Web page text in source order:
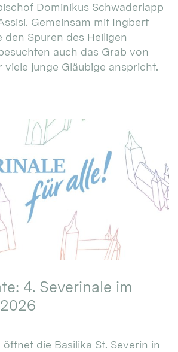
Dominikus Schwaderlapp
Gemeinsam mit Ingbert
den Spuren des Heiligen
auch das Grab von
viele junge Gläubige anspricht.
4. Severinale im
die Basilika St. Severin in